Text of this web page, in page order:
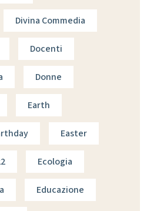
Divina Commedia
Docenti
Donne
Earth
Easter
Ecologia
Educazione